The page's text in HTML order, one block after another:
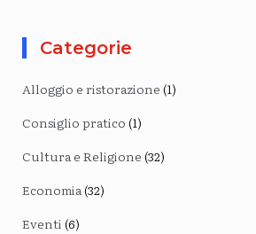
Categorie
Alloggio e ristorazione (1)
Consiglio pratico (1)
Cultura e Religione (32)
Economia(32)
Eventi (6)